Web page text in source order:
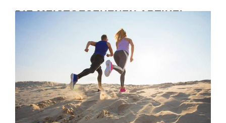
DIE MEISTGESEHENEN ARTIKEL